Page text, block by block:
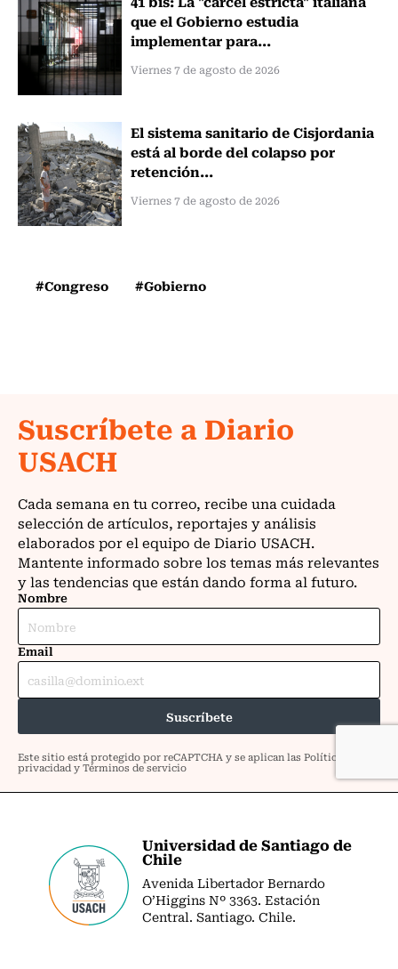
que el Gobierno estudia
implementar para...
Viernes 7 de agosto de 2026
El sistema sanitario de Cisjordania
está al borde del colapso por
retención...
Viernes 7 de agosto de 2026
#Congreso #Gobierno
Universidad de Santiago de
Chile
Avenida Libertador Bernardo
O’Higgins Nº 3363. Estación
Central. Santiago. Chile.